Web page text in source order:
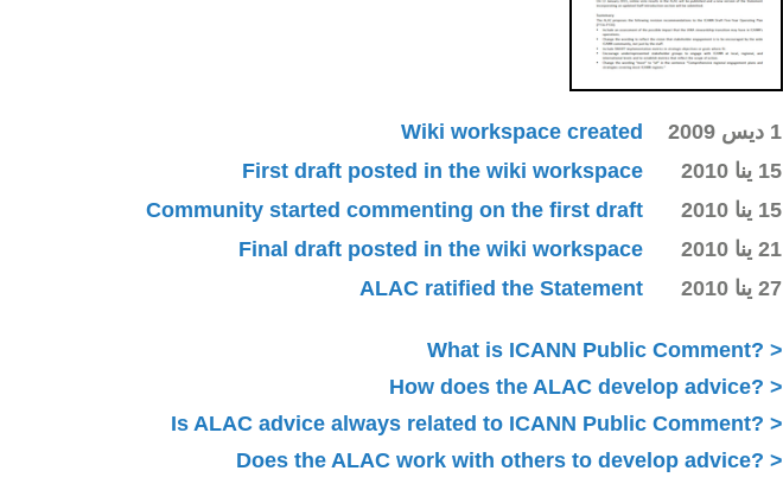
1 ديس 2009
Wiki workspace created
15 ينا 2010
First draft posted in the wiki workspace
15 ينا 2010
Community started commenting on the first draft
21 ينا 2010
Final draft posted in the wiki workspace
27 ينا 2010
ALAC ratified the Statement
What is ICANN Public Comment?
How does the ALAC develop advice?
Is ALAC advice always related to ICANN Public Comment?
Does the ALAC work with others to develop advice?